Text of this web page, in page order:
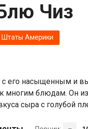
Блю Чиз
Америки
его насыщенным и
многим блюдам. Он
сыра с голубой